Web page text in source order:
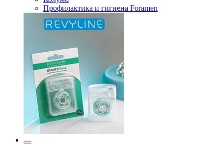
Профилактика и гигиена Foramen